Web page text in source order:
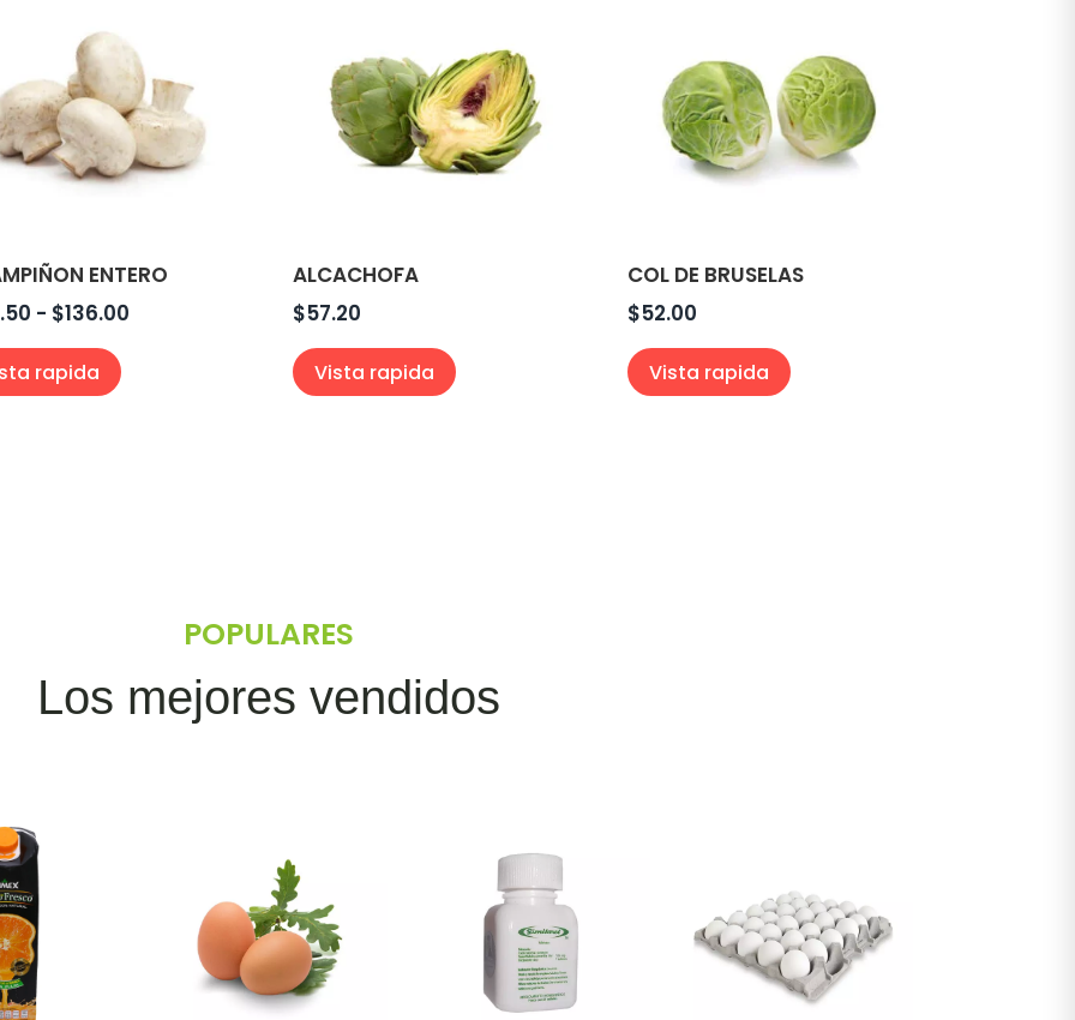
ENTERO
- $136.00
rapida
ALCACHOFA
$57.20
Vista rapida
COL DE BRUSELAS
$52.00
Vista rapida
POPULARES
Los mejores vendidos